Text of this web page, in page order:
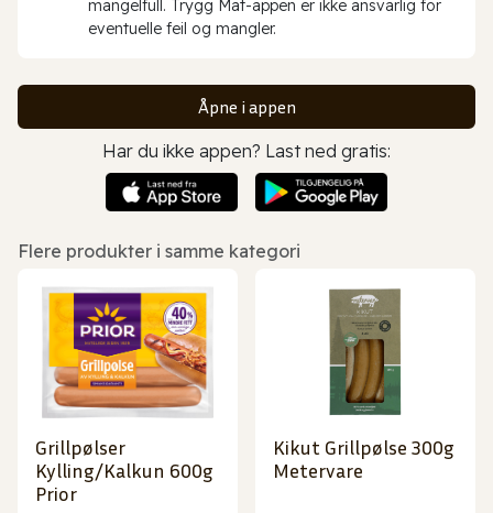
mangelfull. Trygg Mat-appen er ikke ansvarlig for
eventuelle feil og mangler.
Åpne i appen
Har du ikke appen? Last ned gratis:
Flere produkter i samme kategori
Grillpølser
Kylling/Kalkun 600g
Prior
Kikut Grillpølse 300g
Metervare